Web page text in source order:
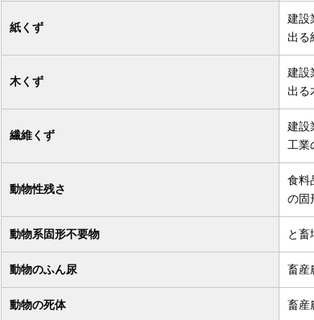
紙くず
建設
出る
木くず
建設
出る
繊維くず
建設
工業
動物性残さ
食料
の固
動物系固形不要物 と畜
動物のふん尿 畜産
動物の死体 畜産